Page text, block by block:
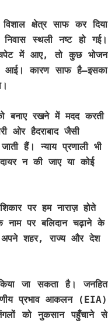
क्षेत्र साफ कर दिया
स्थली नष्ट हो गई।
चपेट में आए, तो कुछ भोजन
आई। कारण साफ है—इसका
बनाए रखने में मदद करती
ओर हैदराबाद जैसी
हैं। न्याय प्रणाली भी
न की जाए या कोई
पर हम नाराज़ होते
पर बलिदान चढ़ाने के
अपने शहर, राज्य और देश
जा सकता है। जनहित
प्रभाव आकलन (EIA)
को नुकसान पहुँचाने से